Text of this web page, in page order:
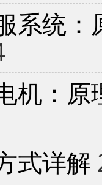
系统
机：
式详解